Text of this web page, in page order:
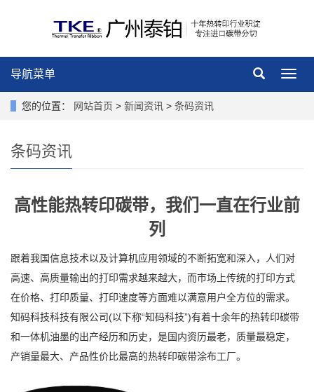
导
航
导航菜单
您的位置： 网站首页 > 新闻资讯 > 条码资讯
条码资讯
高性能热转印碳带，我们一直在行业前
列
跟着我国信息技术以及计算机应用领域的不断拓宽和深入，人们对
高速、高质量输出的打印需求越来越大，而市场上传统的打印方式
在价格、打印质量、打印速度等方面难以满意用户全方位的需求。
知码科技科技有限公司(以下称“知码科技”)有着十余年的热转印碳带
和一体机油墨的出产经历和历史，是国内资历最老，质量最稳定，
产销量最大、产品性价比最高的热转印碳带涂布工厂。